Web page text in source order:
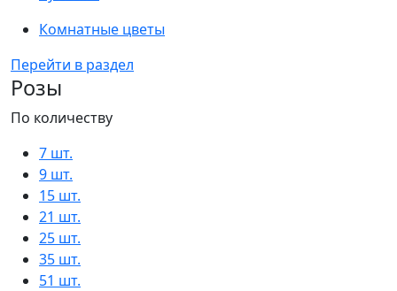
Комнатные цветы
Перейти в раздел
Розы
По количеству
7 шт.
9 шт.
15 шт.
21 шт.
25 шт.
35 шт.
51 шт.